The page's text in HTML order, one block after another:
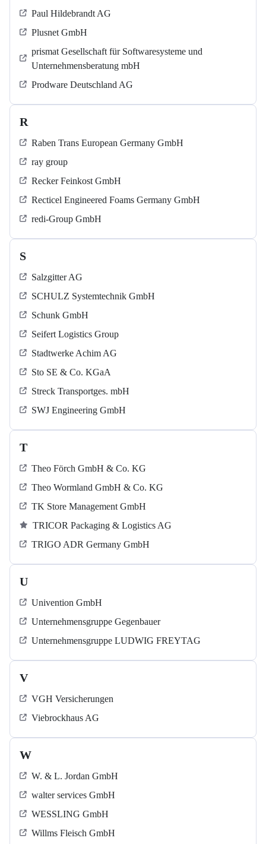
Paul Hildebrandt AG
Plusnet GmbH
prismat Gesellschaft für Softwaresysteme und
Unternehmensberatung mbH
Prodware Deutschland AG
R
Raben Trans European Germany GmbH
ray group
Recker Feinkost GmbH
Recticel Engineered Foams Germany GmbH
redi-Group GmbH
S
Salzgitter AG
SCHULZ Systemtechnik GmbH
Schunk GmbH
Seifert Logistics Group
Stadtwerke Achim AG
Sto SE & Co. KGaA
Streck Transportges. mbH
SWJ Engineering GmbH
T
Theo Förch GmbH & Co. KG
Theo Wormland GmbH & Co. KG
TK Store Management GmbH
TRICOR Packaging & Logistics AG
TRIGO ADR Germany GmbH
U
Univention GmbH
Unternehmensgruppe Gegenbauer
Unternehmensgruppe LUDWIG FREYTAG
V
VGH Versicherungen
Viebrockhaus AG
W
W. & L. Jordan GmbH
walter services GmbH
WESSLING GmbH
Willms Fleisch GmbH